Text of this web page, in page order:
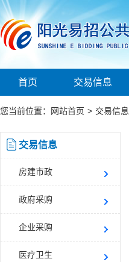
首页 交易信息
您当前位置： 网站首页 > 交易信息
交易信息
房建市政
政府采购
企业采购
医疗卫生